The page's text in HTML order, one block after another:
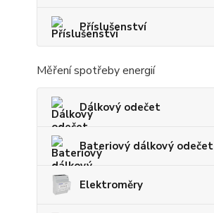
Příslušenství
Měření spotřeby energií
Dálkový odečet
Bateriový dálkový odečet
Elektroměry